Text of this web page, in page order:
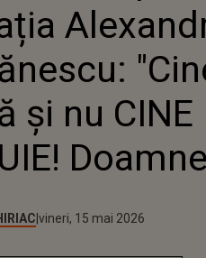
și nu CINE
Publicat:
vineri, 15 mai 2026